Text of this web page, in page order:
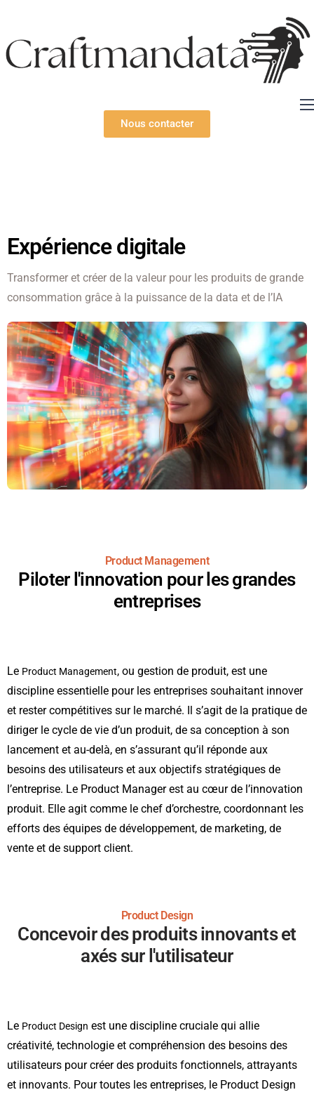
Nous contacter
Expérience digitale
Transformer et créer de la valeur pour les produits de grande
consommation grâce à la puissance de la data et de l’IA
Product Management
Piloter l'innovation pour les grandes
entreprises
Le Product Management, ou gestion de produit, est une
discipline essentielle pour les entreprises souhaitant innover
et rester compétitives sur le marché. Il s’agit de la pratique de
diriger le cycle de vie d’un produit, de sa conception à son
lancement et au-delà, en s’assurant qu’il réponde aux
besoins des utilisateurs et aux objectifs stratégiques de
l’entreprise. Le Product Manager est au cœur de l’innovation
produit. Elle agit comme le chef d’orchestre, coordonnant les
efforts des équipes de développement, de marketing, de
vente et de support client.
Product Design
Concevoir des produits innovants et
axés sur l'utilisateur
Le Product Design est une discipline cruciale qui allie
créativité, technologie et compréhension des besoins des
utilisateurs pour créer des produits fonctionnels, attrayants
et innovants. Pour toutes les entreprises, le Product Design